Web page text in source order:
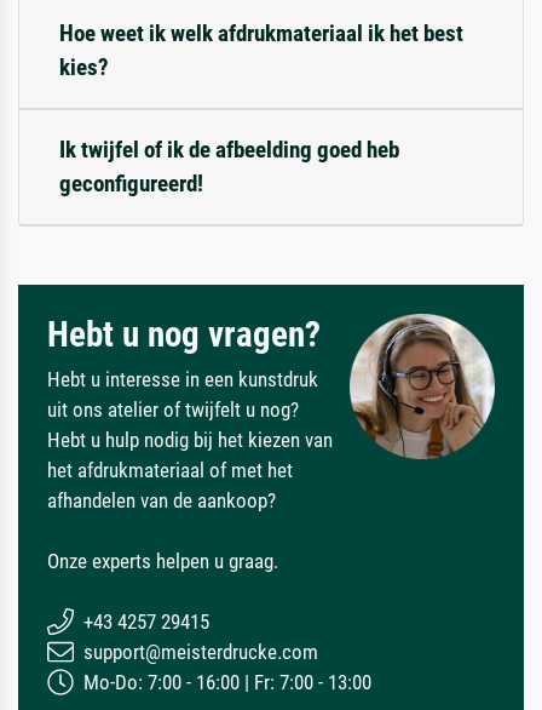
Hoe weet ik welk afdrukmateriaal ik het best
kies?
Ik twijfel of ik de afbeelding goed heb
geconfigureerd!
Hebt u nog vragen?
Hebt u interesse in een kunstdruk
uit ons atelier of twijfelt u nog?
Hebt u hulp nodig bij het kiezen van
het afdrukmateriaal of met het
afhandelen van de aankoop?
Onze experts helpen u graag.
+43 4257 29415
support@meisterdrucke.com
Mo-Do: 7:00 - 16:00 | Fr: 7:00 - 13:00